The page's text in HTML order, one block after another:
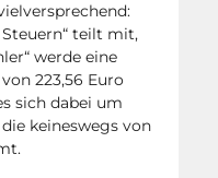
teilt mit,
werde eine
223,56 Euro
sich dabei um
keineswegs von